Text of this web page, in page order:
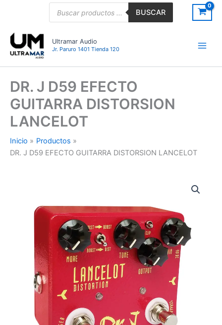
BUSCAR
Ultramar Audio
Jr. Paruro 1401 Tienda 120
DR. J D59 EFECTO
GUITARRA DISTORSION
LANCELOT
Inicio
Productos
DR. J D59 EFECTO GUITARRA DISTORSION LANCELOT
EFECTO
GUITARRA
cantidad